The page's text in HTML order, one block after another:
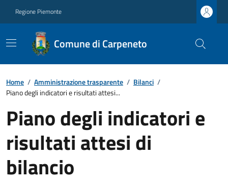
Regione Piemonte
Comune di Carpeneto
Home / Amministrazione trasparente / Bilanci /
Piano degli indicatori e risultati attesi...
Piano degli indicatori e
risultati attesi di
bilancio